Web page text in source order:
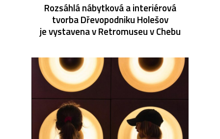
Rozsáhlá nábytková a interiérová
tvorba Dřevopodniku Holešov
je vystavena v Retromuseu v Chebu